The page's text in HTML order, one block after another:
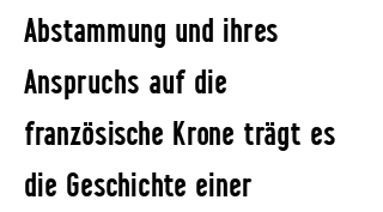
Abstammung und ihres
Anspruchs auf die
französische Krone trägt es
die Geschichte einer